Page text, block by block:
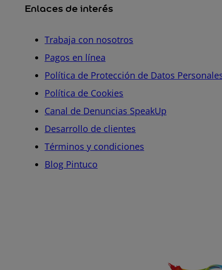
Enlaces de interés
Trabaja con nosotros
Pagos en línea
Política de Protección de Datos
Política de Cookies
Canal de Denuncias SpeakUp
Desarrollo de clientes
Términos y condiciones
Blog Pintuco